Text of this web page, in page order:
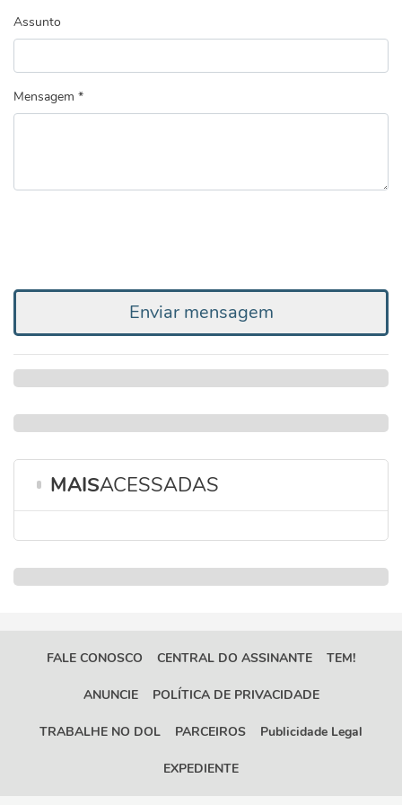
Assunto
Mensagem *
Enviar mensagem
MAISACESSADAS
FALE CONOSCO CENTRAL DO ASSINANTE TEM!
ANUNCIE POLÍTICA DE PRIVACIDADE
TRABALHE NO DOL PARCEIROS Publicidade Legal
EXPEDIENTE